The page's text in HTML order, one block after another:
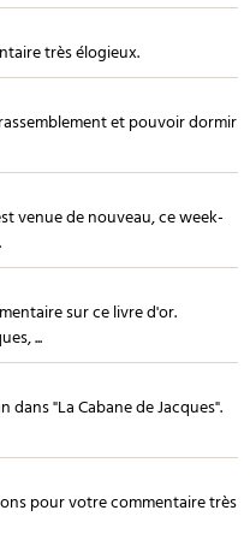
très élogieux.
et pouvoir dormir
venue de nouveau, ce week-
sur ce livre d'or.
...
dans "La Cabane de Jacques".
pour votre commentaire très